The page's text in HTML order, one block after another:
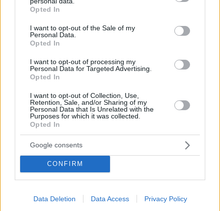
grant or deny consent to Google and its third-party tags to
use your data for below specified purposes in below Google
consent section.
Opted In
I want to opt-out of the Sale of my
Personal Data.
Opted In
I want to opt-out of processing my
Personal Data for Targeted Advertising.
Opted In
I want to opt-out of Collection, Use,
Retention, Sale, and/or Sharing of my
Personal Data that Is Unrelated with the
Purposes for which it was collected.
Opted In
Google consents
CONFIRM
Data Deletion Data Access Privacy Policy
Καύσωνας με 21 νεκρούς στη Νότια Κορέα, drones
προειδοποιούν τους αγρότες να προστατευτούν
πριν 11 λεπτά
Φωτιά στη Μεγάλη Χώρα Αγρινίου, σηκώθηκαν δύο
αεροσκάφη
πριν 11 λεπτά
Συνελήφθη στη Γερμανία 33χρονος Ουκρανός για
κατασκοπεία σε βάρος εταιρείας όπλων
πριν 12 λεπτά
Το βίντεο της Νατάσας Θεοδωρίδου με τη μητέρα της
από το αυτοκίνητο: «Πες κάτι στο κοινό σου ρε μαμά»
πριν 13 λεπτά
Συνελήφθησαν δύο 60χρονοι στην Λάρισα για κλοπή
μετασχηματιστή του ΔΕΔΔΗΕ βάρους 1,28 τόνων
πριν 13 λεπτά
γεννήτρια έπεσε από φορτηγό, δείτε φωτογραφίες
πριν 18 λεπτά